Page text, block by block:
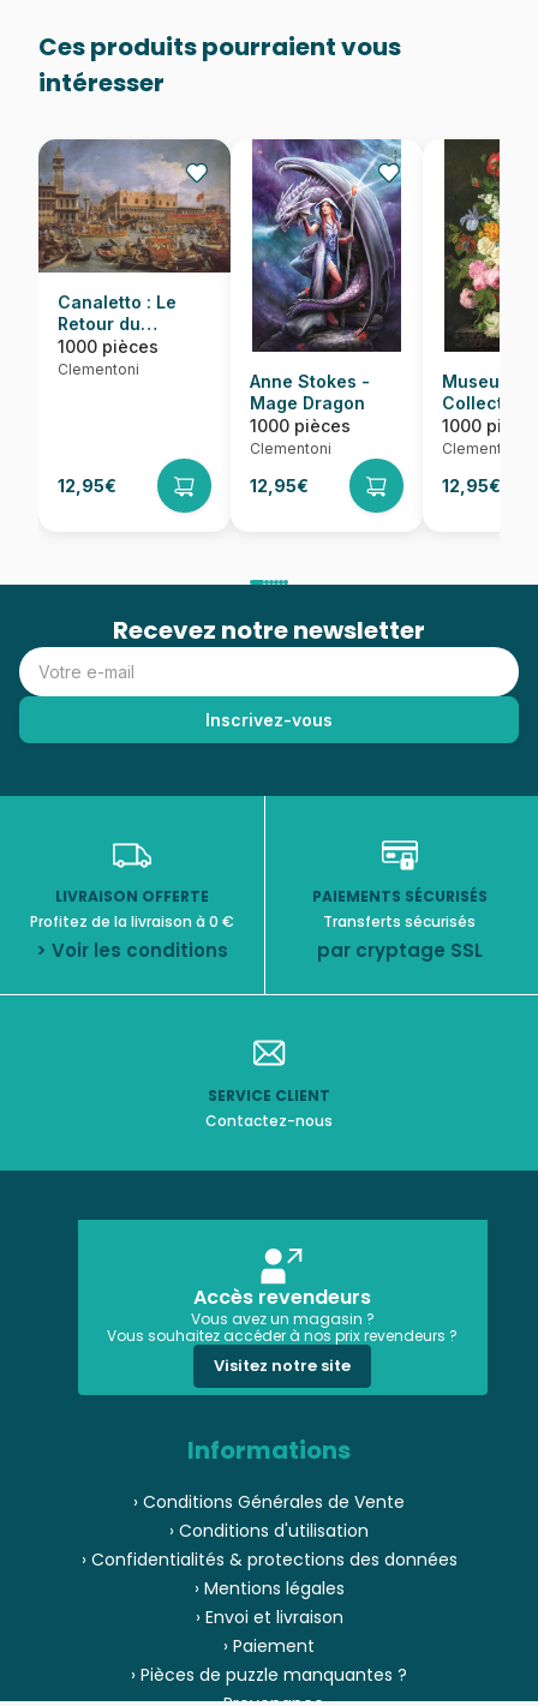
Ces produits pourraient vous
intéresser
Canaletto : Le
Retour du
Bucentaure
1000 pièces
Clementoni
12,95€
Anne Stokes -
Mage Dragon
1000 pièces
Clementoni
12,95€
Museum
Collection
Dael :
Flowers
1000
Clementoni
12,95€
Recevez notre newsletter
LIVRAISON OFFERTE
Profitez de la livraison à 0 €
> Voir les conditions
PAIEMENTS SÉCURISÉS
Transferts sécurisés
par cryptage SSL
SERVICE CLIENT
Contactez-nous
Accès revendeurs
Vous avez un magasin ?
Vous souhaitez accéder à nos prix revendeurs ?
Visitez notre site
Informations
› Conditions Générales de Vente
› Conditions d'utilisation
› Confidentialités & protections des données
› Mentions légales
› Envoi et livraison
› Paiement
› Pièces de puzzle manquantes ?